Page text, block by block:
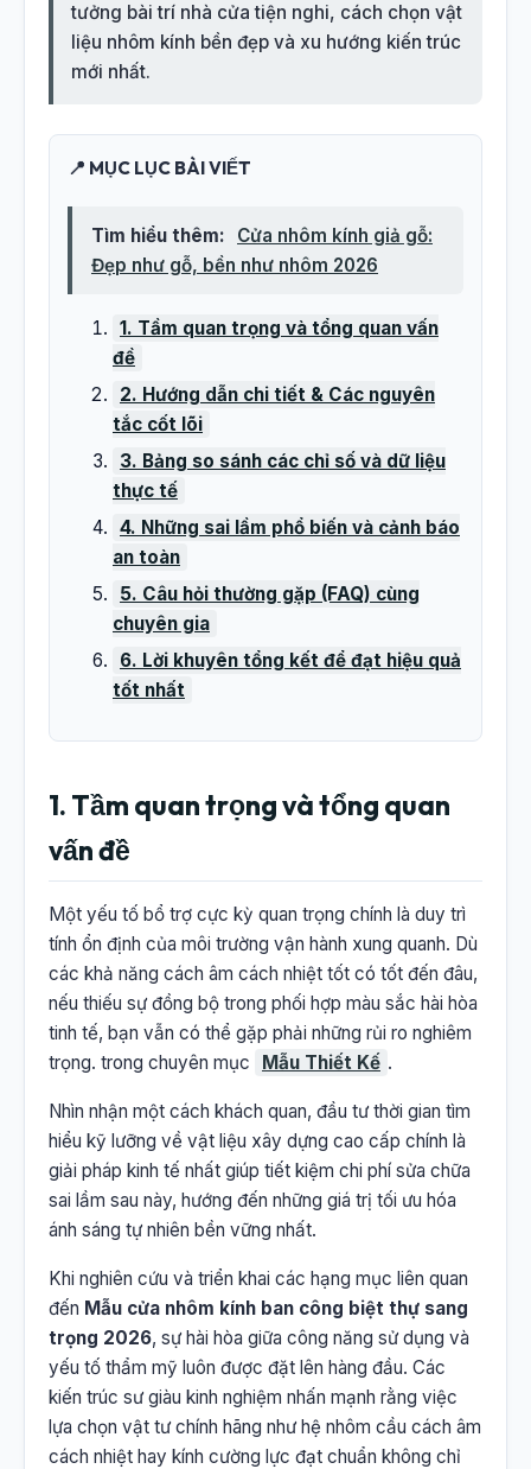
tưởng bài trí nhà cửa tiện nghi, cách chọn vật
liệu nhôm kính bền đẹp và xu hướng kiến trúc
mới nhất.
📍 MỤC LỤC BÀI VIẾT
Tìm hiểu thêm:
Cửa nhôm kính giả gỗ:
Đẹp như gỗ, bền như nhôm 2026
1. Tầm quan trọng và tổng quan vấn
đề
2. Hướng dẫn chi tiết & Các nguyên
tắc cốt lõi
3. Bảng so sánh các chỉ số và dữ liệu
thực tế
4. Những sai lầm phổ biến và cảnh báo
an toàn
5. Câu hỏi thường gặp (FAQ) cùng
chuyên gia
6. Lời khuyên tổng kết để đạt hiệu quả
tốt nhất
1. Tầm quan trọng và tổng quan
vấn đề
Một yếu tố bổ trợ cực kỳ quan trọng chính là duy trì
tính ổn định của môi trường vận hành xung quanh. Dù
các khả năng cách âm cách nhiệt tốt có tốt đến đâu,
nếu thiếu sự đồng bộ trong phối hợp màu sắc hài hòa
tinh tế, bạn vẫn có thể gặp phải những rủi ro nghiêm
trọng. trong chuyên mục
Mẫu Thiết Kế .
Nhìn nhận một cách khách quan, đầu tư thời gian tìm
hiểu kỹ lưỡng về vật liệu xây dựng cao cấp chính là
giải pháp kinh tế nhất giúp tiết kiệm chi phí sửa chữa
sai lầm sau này, hướng đến những giá trị tối ưu hóa
ánh sáng tự nhiên bền vững nhất.
Khi nghiên cứu và triển khai các hạng mục liên quan
đến Mẫu cửa nhôm kính ban công biệt thự sang
trọng 2026, sự hài hòa giữa công năng sử dụng và
yếu tố thẩm mỹ luôn được đặt lên hàng đầu. Các
kiến trúc sư giàu kinh nghiệm nhấn mạnh rằng việc
lựa chọn vật tư chính hãng như hệ nhôm cầu cách âm
cách nhiệt hay kính cường lực đạt chuẩn không chỉ